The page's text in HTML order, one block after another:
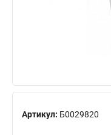
Артикул: Б0029820